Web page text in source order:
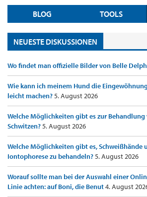
BLOG TOOLS
NEUESTE DISKUSSIONEN
Wo findet man offizielle Bilder von Belle
Wie kann ich meinem Hund die
leicht machen?5. August 2026
Welche Möglichkeiten gibt es zur Behandlung
Schwitzen?5. August 2026
Welche Möglichkeiten gibt es, Schweißhände
Iontophorese zu behandeln?5. August 2026
Worauf sollte man bei der Auswahl einer
Linie achten: auf Boni, die Benut4. August